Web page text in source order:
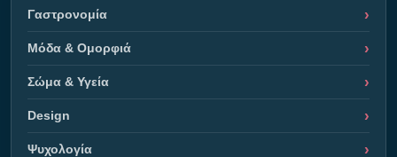
Γαστρονομία
Μόδα & Ομορφιά
Σώμα & Υγεία
Design
Ψυχολογία